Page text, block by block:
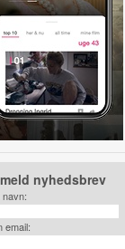
nyhedsbrev
navn:
email: